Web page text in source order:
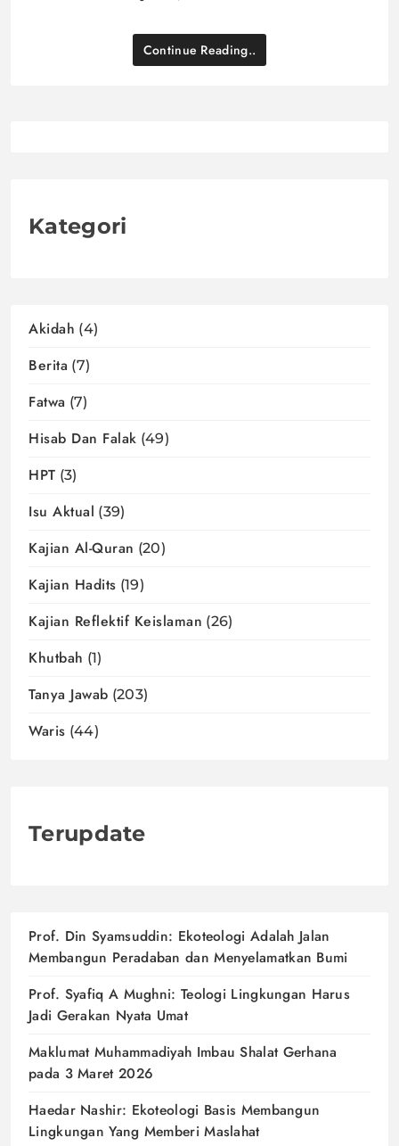
Continue Reading..
Kategori
Akidah (4)
Berita (7)
Fatwa (7)
Hisab Dan Falak (49)
HPT (3)
Isu Aktual (39)
Kajian Al-Quran (20)
Kajian Hadits (19)
Kajian Reflektif Keislaman (26)
Khutbah (1)
Tanya Jawab (203)
Waris (44)
Terupdate
Prof. Din Syamsuddin: Ekoteologi Adalah Jalan
Membangun Peradaban dan Menyelamatkan Bumi
Prof. Syafiq A Mughni: Teologi Lingkungan Harus
Jadi Gerakan Nyata Umat
Maklumat Muhammadiyah Imbau Shalat Gerhana
pada 3 Maret 2026
Haedar Nashir: Ekoteologi Basis Membangun
Lingkungan Yang Memberi Maslahat